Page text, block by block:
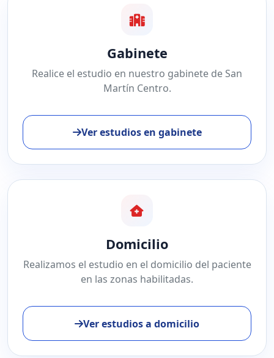
Gabinete
Realice el estudio en nuestro gabinete de San
Martín Centro.
Ver estudios en gabinete
Domicilio
Realizamos el estudio en el domicilio del paciente
en las zonas habilitadas.
Ver estudios a domicilio